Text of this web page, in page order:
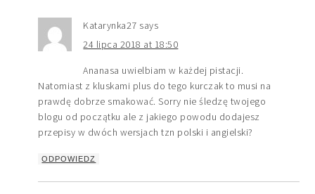
Katarynka27 says
24 lipca 2018 at 18:50
Ananasa uwielbiam w każdej pistacji.
Natomiast z kluskami plus do tego kurczak to musi na
prawdę dobrze smakować. Sorry nie śledzę twojego
blogu od początku ale z jakiego powodu dodajesz
przepisy w dwóch wersjach tzn polski i angielski?
ODPOWIEDZ